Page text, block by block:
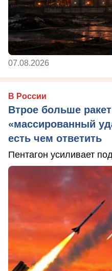
07.08.2026
В России
Втрое больше
«массированный
есть чем ответить
Пентагон усиливает